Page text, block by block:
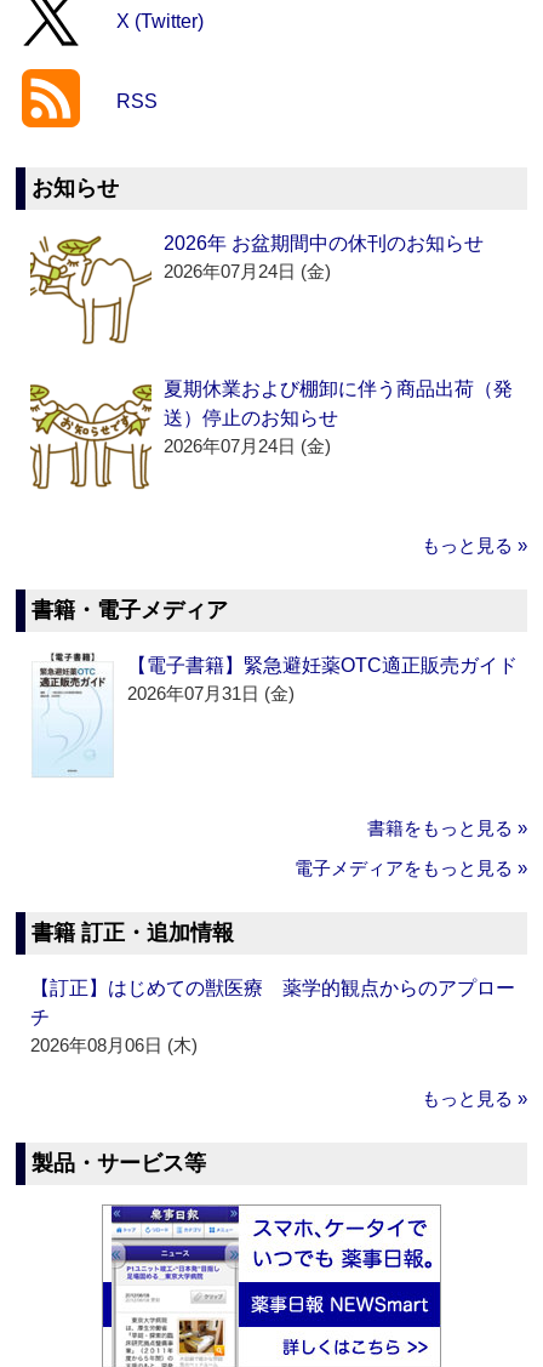
X (Twitter)
RSS
お知らせ
2026年 お盆期間中の休刊のお知らせ
2026年07月24日 (金)
夏期休業および棚卸に伴う商品出荷（発
送）停止のお知らせ
2026年07月24日 (金)
もっと見る »
書籍・電子メディア
【電子書籍】緊急避妊薬OTC適正販売ガイド
2026年07月31日 (金)
書籍をもっと見る »
電子メディアをもっと見る »
書籍 訂正・追加情報
【訂正】はじめての獣医療 薬学的観点からのアプロー
チ
2026年08月06日 (木)
もっと見る »
製品・サービス等